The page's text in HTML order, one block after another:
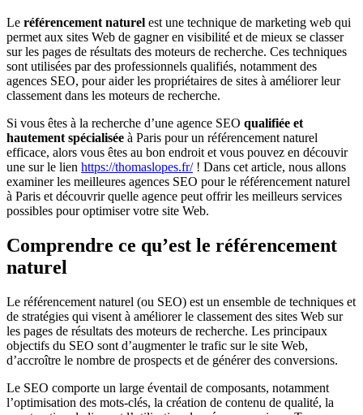
Le référencement naturel est une technique de marketing web qui
permet aux sites Web de gagner en visibilité et de mieux se classer
sur les pages de résultats des moteurs de recherche. Ces techniques
sont utilisées par des professionnels qualifiés, notamment des
agences SEO, pour aider les propriétaires de sites à améliorer leur
classement dans les moteurs de recherche.
Si vous êtes à la recherche d’une agence SEO qualifiée et
hautement spécialisée à Paris pour un référencement naturel
efficace, alors vous êtes au bon endroit et vous pouvez en découvir
une sur le lien https://thomaslopes.fr/! Dans cet article, nous allons
examiner les meilleures agences SEO pour le référencement naturel
à Paris et découvrir quelle agence peut offrir les meilleurs services
possibles pour optimiser votre site Web.
Comprendre ce qu’est le référencement
naturel
Le référencement naturel (ou SEO) est un ensemble de techniques et
de stratégies qui visent à améliorer le classement des sites Web sur
les pages de résultats des moteurs de recherche. Les principaux
objectifs du SEO sont d’augmenter le trafic sur le site Web,
d’accroître le nombre de prospects et de générer des conversions.
Le SEO comporte un large éventail de composants, notamment
l’optimisation des mots-clés, la création de contenu de qualité, la